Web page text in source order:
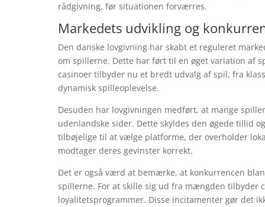
rådgivning, før situationen forværres.
Markedets udvikling og
Den danske lovgivning har skabt et reguleret
om spillerne. Dette har ført til en øget variation af
casinoer tilbyder nu et bredt udvalg af spil, fra
dynamisk spilleoplevelse.
Desuden har lovgivningen medført, at mange
udenlandske sider. Dette skyldes den øgede tillid
tilbøjelige til at vælge platforme, der overholder
modtager deres gevinster korrekt.
Det er også værd at bemærke, at konkurrencen
spillerne. For at skille sig ud fra mængden tilbyder
loyalitetsprogrammer. Disse incitamenter gør det